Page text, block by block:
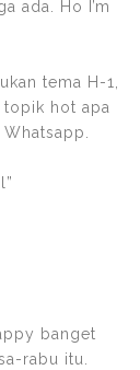
ada. Ho I’m
tema H-1,
topik hot apa
banget
rabu itu.